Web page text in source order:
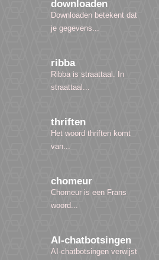
downloaden
Downloaden betekent dat
je gegevens...
ribba
Ribba is straattaal. In
straattaal...
thriften
Het woord thriften komt
van...
chomeur
Chomeur is een Frans
woord...
AI-chatbotsingen
AI-chatbotsingen verwijst